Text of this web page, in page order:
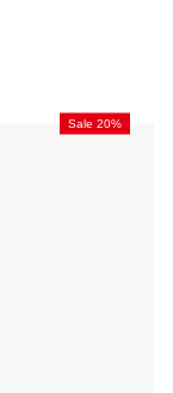
Sale 20%